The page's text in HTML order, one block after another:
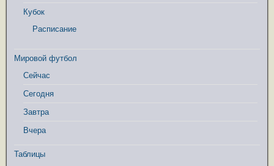
Кубок
Расписание
Мировой футбол
Сейчас
Сегодня
Завтра
Вчера
Таблицы